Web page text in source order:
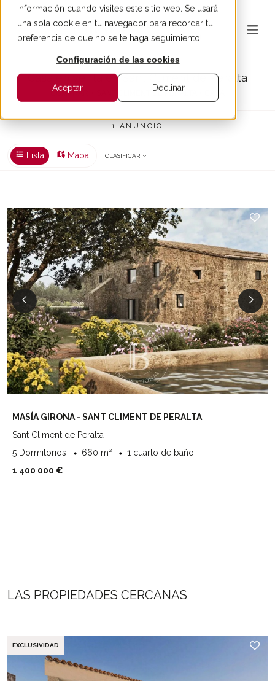
información cuando visites este sitio web. Se usará
una sola cookie en tu navegador para recordar tu
preferencia de que no se te haga seguimiento.
Configuración de las cookies
Aceptar Declinar
Casa en venta en Sant Climent de Peralta
COMPRAR > SANT CLIMENT DE PERALTA > CASA
1 ANUNCIO
Lista Mapa CLASIFICAR
MASÍA GIRONA - SANT CLIMENT DE PERALTA
Sant Climent de Peralta
5 Dormitorios
660 m²
1 cuarto de baño
1 400 000 €
LAS PROPIEDADES CERCANAS
EXCLUSIVIDAD